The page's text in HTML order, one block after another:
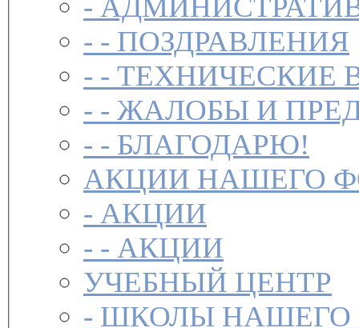
-
- - ПОЗДРАВЛЕНИЯ
- - ТЕХНИЧЕСКИЕ
- - ЖАЛОБЫ И
- - БЛАГОДАРЮ!
АКЦИИ НАШЕГО
- АКЦИИ
- - АКЦИИ
УЧЕБНЫЙ ЦЕНТР
- ШКОЛЫ НАШЕГО